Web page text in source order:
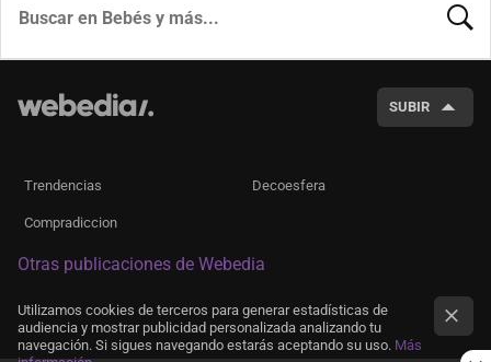
SUBIR
Trendencias Decoesfera
Compradiccion
Otras publicaciones de Webedia
Utilizamos cookies de terceros para generar estadísticas de
audiencia y mostrar publicidad personalizada analizando tu
navegación. Si sigues navegando estarás aceptando su uso. Más